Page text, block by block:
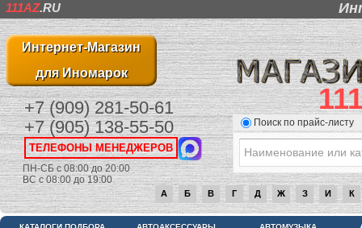
111AZ.RU
Интернет-Магазин
для Иномарок
+7 (909) 281-50-61
+7 (905) 138-55-50
ТЕЛЕФОНЫ МЕНЕДЖЕРОВ
ПН-СБ с 08:00 до 20:00
ВС с 08:00 до 19:00
Поиск по прайс-листу
А Б В Г Д Ж З И К